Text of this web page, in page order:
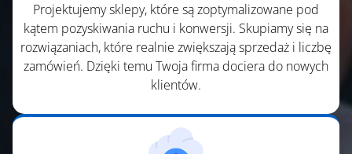
Projektujemy sklepy, które są zoptymalizowane pod
kątem pozyskiwania ruchu i konwersji. Skupiamy się na
rozwiązaniach, które realnie zwiększają sprzedaż i liczbę
zamówień. Dzięki temu Twoja firma dociera do nowych
klientów.